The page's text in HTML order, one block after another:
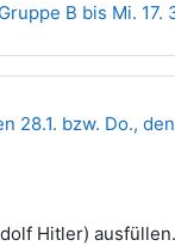
B bis Mi. 17.
28.1. bzw. Do., den
Hitler) ausfüllen.